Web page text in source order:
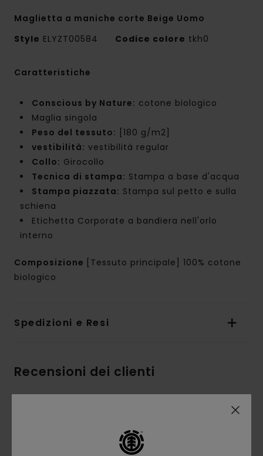
Maglietta a maniche corte Beige Uomo
Style ELYZT00584 Codice colore tkh0
Caratteristiche
Conscious by Nature: cotone biologico
Maglia singola
Peso del tessuto: [180 g/m2]
vestibilità: vestibilità regular
Collo: Girocollo
Tecnica di stampa: Stampa a base d'acqua
Stampa piazzata: Stampa sul petto e sulla
schiena
Etichetta Corporate a bandiera nell'orlo
interno
Composizione
[Tessuto principale] 100% cotone
biologico
Spedizioni e Resi
Recensioni dei clienti
4.5